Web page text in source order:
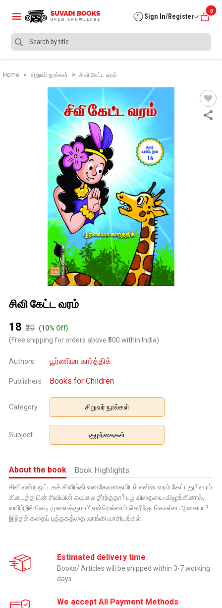
Sign In/Register
0
Home சிறுவர் நூல்கள் சிவி கேட்ட வரம்
சிவி கேட்ட வரம்
₹18 ₹20 (10% Off)
(Free shipping for orders above ₹500 within India)
Authors பூர்ணிமா கார்த்திக்
Publishers Books for Children
Category சிறுவர் நூல்கள்
Subject குழந்தைகள்
About the book Book Highlights
சிவி என்ற ஒட்டகச் சிவிங்கி வனதேவதையிடம் என்ன வரம் கேட்டது? வரம்
கிடைத்த பின் சிவியின் கவலை தீர்ந்ததா? பழ விதையை விழுங்கினால்,
வயிற்றில் செடி முளைக்குமா? என்றெல்லாம் தெரிந்து கொள்ள ஆசையா?
இந்தக் கதைப் புத்தகத்தை வாங்கி வாசியுங்கள்.
Estimated delivery time
Books/ Articles will be shipped within 3-7 working
days.
We accept All Payment Methods